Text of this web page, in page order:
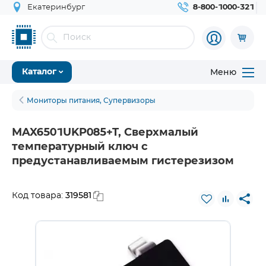
Екатеринбург 8-800-1000-321
Каталог Меню
Мониторы питания, Супервизоры
MAX6501UKP085+T, Сверхмалый
температурный ключ с
предустанавливаемым гистерезизом
Код товара: 319581